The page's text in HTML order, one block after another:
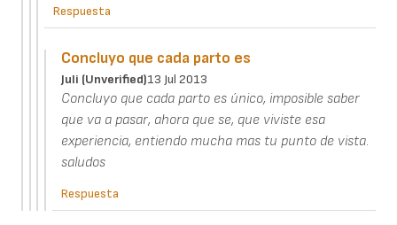
Respuesta
Concluyo que cada parto es
Juli (unverified)13 Jul 2013
Concluyo que cada parto es único, imposible saber
que va a pasar, ahora que se, que viviste esa
experiencia, entiendo mucha mas tu punto de vista.
saludos
Respuesta